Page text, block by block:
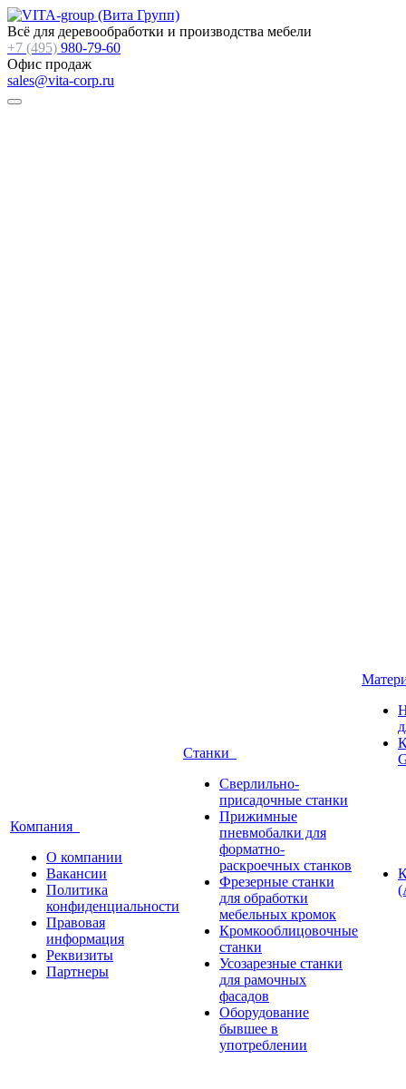
Всё для деревообработки и производства мебели
+7 (495) 980-79-60
Офис продаж
sales@vita-corp.ru
Компания
О компании
Вакансии
Политика
конфиденциальности
Правовая
информация
Реквизиты
Партнеры
Станки
Сверлильно-
присадочные станки
Прижимные
пневмобалки для
форматно-
раскроечных станков
Фрезерные станки
для обработки
мебельных кромок
Кромкооблицовочные
станки
Усозарезные станки
для рамочных
фасадов
Оборудование
бывшее в
употреблении